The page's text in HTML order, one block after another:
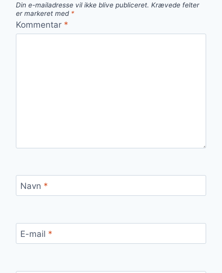
Din e-mailadresse vil ikke blive publiceret. Krævede felter
er markeret med *
Kommentar *
Navn *
E-mail *